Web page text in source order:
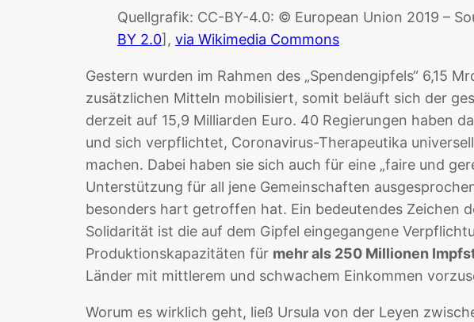
Quellgrafik: CC-BY-4.0: © European Union 2019 –
BY 2.0], via Wikimedia Commons
Gestern wurden im Rahmen des „Spendengipfels“ 6,15
zusätzlichen Mitteln mobilisiert, somit beläuft sich der
derzeit auf 15,9 Milliarden Euro. 40 Regierungen haben
und sich verpflichtet, Coronavirus-Therapeutika
machen. Dabei haben sie sich auch für eine „faire und
Unterstützung für all jene Gemeinschaften
besonders hart getroffen hat. Ein bedeutendes Zeichen
Solidarität ist die auf dem Gipfel eingegangene
Produktionskapazitäten für mehr als 250 Millionen
Länder mit mittlerem und schwachem Einkommen
Worum es wirklich geht, ließ Ursula von der Leyen